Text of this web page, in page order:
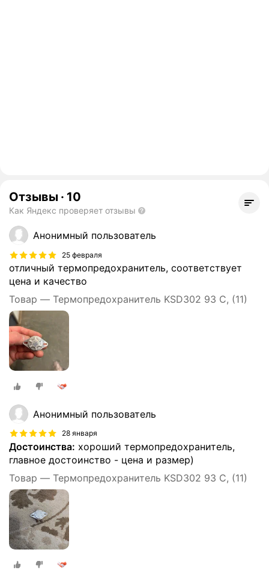
Отзывы · 10
Как Яндекс проверяет отзывы
Анонимный пользователь
25 февраля
отличный термопредохранитель, соответствует
цена и качество
Товар — Термопредохранитель KSD302 93 C, (11)
Анонимный пользователь
28 января
Достоинства: хороший термопредохранитель,
главное достоинство - цена и размер)
Товар — Термопредохранитель KSD302 93 C, (11)